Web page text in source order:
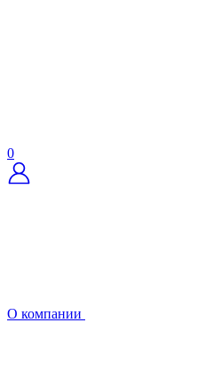
0
О компании